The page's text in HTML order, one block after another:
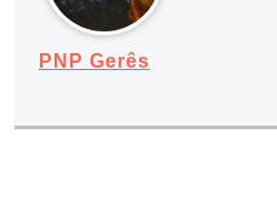
PNP Gerês